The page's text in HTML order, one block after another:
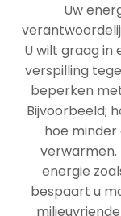
Uw
U wilt graag in
verspilling
beperken
Bijvoorbeeld;
hoe
verwarmen.
energie
bespaart u